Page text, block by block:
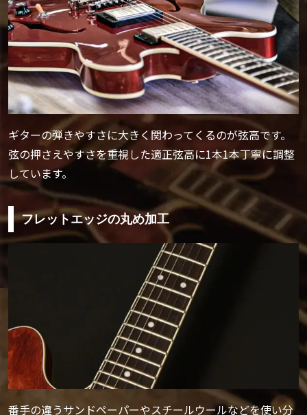
ギターの弾きやすさに大きく関わってくるのが弦高です。
弦の押さえやすさを重視した適正弦高に1本1本丁寧に調整
しています。
フレットエッジの丸め加工
番手の違うサンドペーパーやスチールウールなどを使い分